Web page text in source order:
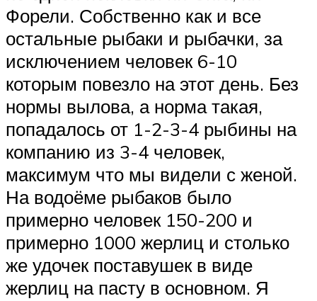
Форели. Собственно как и все
остальные рыбаки и рыбачки, за
исключением человек 6-10
которым повезло на этот день. Без
нормы вылова, а норма такая,
попадалось от 1-2-3-4 рыбины на
компанию из 3-4 человек,
максимум что мы видели с женой.
На водоёме рыбаков было
примерно человек 150-200 и
примерно 1000 жерлиц и столько
же удочек поставушек в виде
жерлиц на пасту в основном. Я